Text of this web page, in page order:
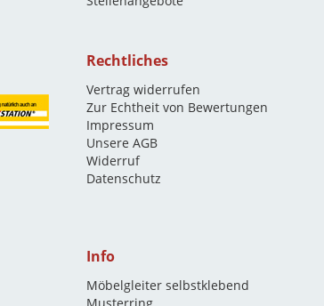
Rechtliches
Vertrag widerrufen
Zur Echtheit von Bewertungen
Impressum
Unsere AGB
Widerruf
Datenschutz
Info
Möbelgleiter selbstklebend